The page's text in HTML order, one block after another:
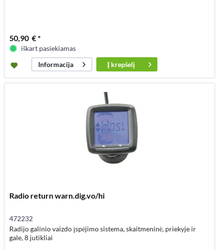
50,90 € *
iškart pasiekiamas
Informacija
Į krepšelį
Radio return warn.dig.vo/hi
472232
Radijo galinio vaizdo įspėjimo sistema, skaitmeninė, priekyje ir
gale, 8 jutikliai